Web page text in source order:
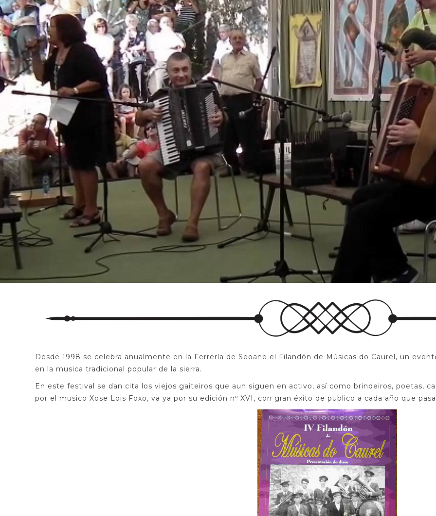
Desde 1998 se celebra anualmente en la Ferrería de Seoane el Filandón de Músicas do Caurel, un
en la musica tradicional popular de la sierra.
En este festival se dan cita los viejos gaiteiros que aun siguen en activo, así como brindeiros, poetas,
por el musico Xose Lois Foxo, va ya por su edición nº XVI, con gran éxito de publico a cada año que